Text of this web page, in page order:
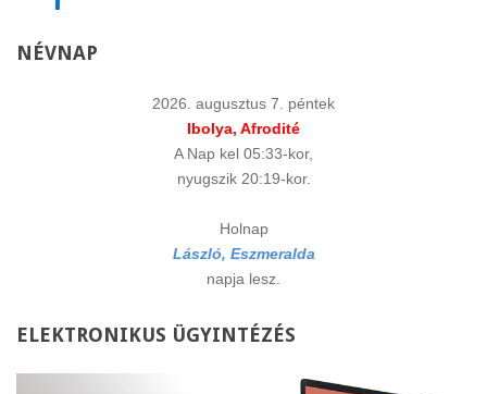
NÉVNAP
2026. augusztus 7. péntek
Ibolya, Afrodité
A Nap kel 05:33-kor,
nyugszik 20:19-kor.
Holnap
László, Eszmeralda
napja lesz.
ELEKTRONIKUS ÜGYINTÉZÉS